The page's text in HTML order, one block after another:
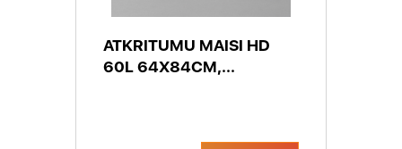
ATKRITUMU MAISI HD
60L 64X84CM,...